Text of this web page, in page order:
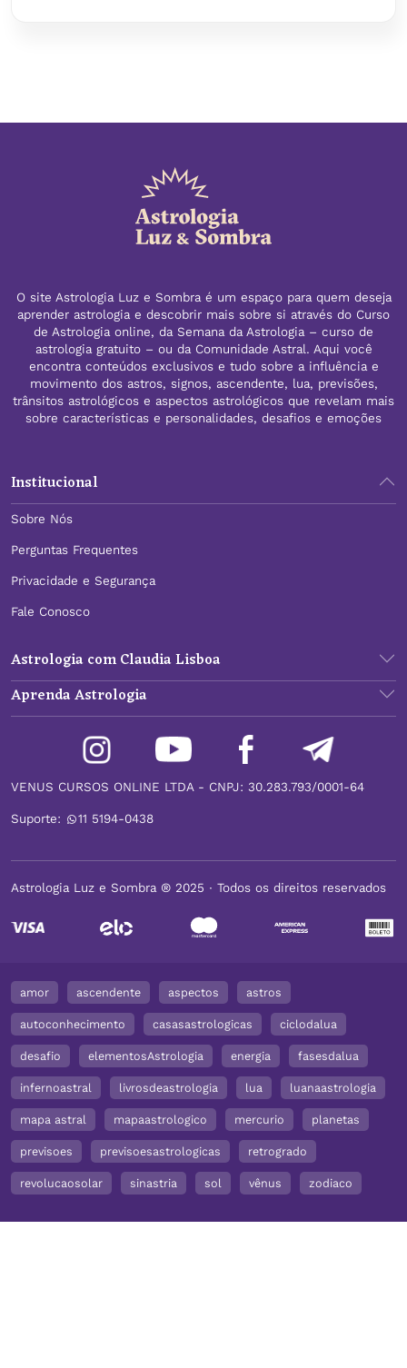
O site Astrologia Luz e Sombra é um espaço para quem deseja
aprender astrologia e descobrir mais sobre si através do Curso
de Astrologia online, da Semana da Astrologia – curso de
astrologia gratuito – ou da Comunidade Astral. Aqui você
encontra conteúdos exclusivos e tudo sobre a influência e
movimento dos astros, signos, ascendente, lua, previsões,
trânsitos astrológicos e aspectos astrológicos que revelam mais
sobre características e personalidades, desafios e emoções
Institucional
Sobre Nós
Perguntas Frequentes
Privacidade e Segurança
Fale Conosco
Astrologia com Claudia Lisboa
Aprenda Astrologia
VENUS CURSOS ONLINE LTDA - CNPJ: 30.283.793/0001-64
Suporte: 11 5194-0438
Astrologia Luz e Sombra ® 2025 ∙ Todos os direitos reservados
amor ascendente aspectos astros
autoconhecimento casasastrologicas ciclodalua
desafio elementosAstrologia energia fasesdalua
infernoastral livrosdeastrologia lua luanaastrologia
mapa astral mapaastrologico mercurio planetas
previsoes previsoesastrologicas retrogrado
revolucaosolar sinastria sol vênus zodiaco